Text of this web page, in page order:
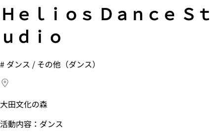
Ｈｅｌｉｏｓ Ｄａｎｃｅ Ｓｔ
ｕｄｉｏ
# ダンス / その他（ダンス）
大田文化の森
活動内容：ダンス